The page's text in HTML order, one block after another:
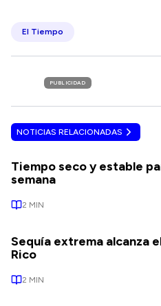
El Tiempo
PUBLICIDAD
NOTICIAS RELACIONADAS
Tiempo seco y estable
semana
2 MIN
Sequía extrema alcanza
Rico
2 MIN